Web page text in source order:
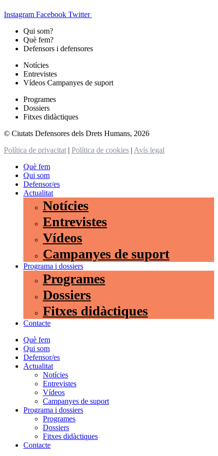
Instagram Facebook Twitter
Qui som?
Què fem?
Defensors i defensores
Notícies
Entrevistes
Vídeos Campanyes de suport
Programes
Dossiers
Fitxes didàctiques
© Ciutats Defensores dels Drets Humans, 2026
Política de privacitat | Política de cookies | Avís legal
Què fem
Qui som
Defensor/es
Actualitat
Notícies
Entrevistes
Vídeos
Campanyes de suport
Programa i dossiers
Programes
Dossiers
Fitxes didàctiques
Contacte
Què fem
Qui som
Defensor/es
Actualitat
Notícies
Entrevistes
Vídeos
Campanyes de suport
Programa i dossiers
Programes
Dossiers
Fitxes didàctiques
Contacte